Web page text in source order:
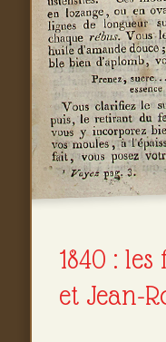
1840 :
et Jean-